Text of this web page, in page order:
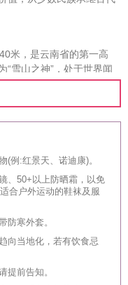
米，是云南省的第一高
“雪山之神”，处于世界闻
，逶迤北来，连绵十三
貌。
就源于酒吧正对的、梅里
环绕的雪山景观外，夜
品特调。高原拥有天生的
，而卡瓦格博酒廊是整个
同时凝视自己。
深藏于云南省西北部、青
，中国部分2013千米。说
水电站、没有被开发的原
原始神秘之风。
(例:红景天、诺迪康)。
、50+以上防晒霜，以免
合户外运动的鞋袜及服
防寒外套。
向当地化，若有饮食忌
提前告知。